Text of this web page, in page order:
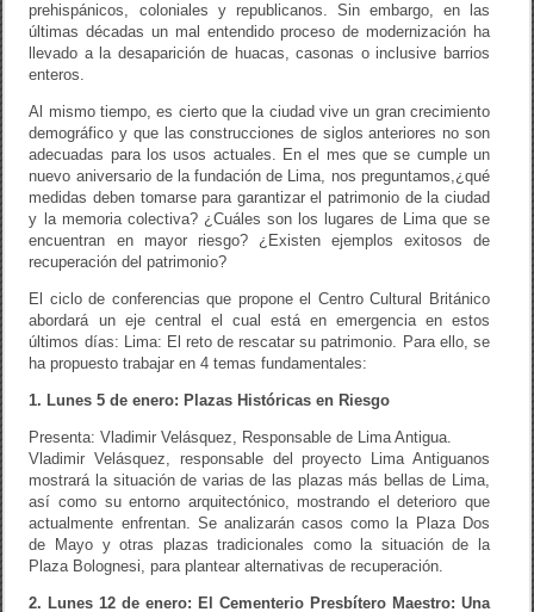
prehispánicos, coloniales y republicanos. Sin embargo, en las
últimas décadas un mal entendido proceso de modernización ha
llevado a la desaparición de huacas, casonas o inclusive barrios
enteros.
Al mismo tiempo, es cierto que la ciudad vive un gran crecimiento
demográfico y que las construcciones de siglos anteriores no son
adecuadas para los usos actuales. En el mes que se cumple un
nuevo aniversario de la fundación de Lima, nos preguntamos,¿qué
medidas deben tomarse para garantizar el patrimonio de la ciudad
y la memoria colectiva? ¿Cuáles son los lugares de Lima que se
encuentran en mayor riesgo? ¿Existen ejemplos exitosos de
recuperación del patrimonio?
El ciclo de conferencias que propone el Centro Cultural Británico
abordará un eje central el cual está en emergencia en estos
últimos días: Lima: El reto de rescatar su patrimonio. Para ello, se
ha propuesto trabajar en 4 temas fundamentales:
1. Lunes 5 de enero: Plazas Históricas en Riesgo
Presenta: Vladimir Velásquez, Responsable de Lima Antigua.
Vladimir Velásquez, responsable del proyecto Lima Antiguanos
mostrará la situación de varias de las plazas más bellas de Lima,
así como su entorno arquitectónico, mostrando el deterioro que
actualmente enfrentan. Se analizarán casos como la Plaza Dos
de Mayo y otras plazas tradicionales como la situación de la
Plaza Bolognesi, para plantear alternativas de recuperación.
2. Lunes 12 de enero: El Cementerio Presbítero Maestro: Una